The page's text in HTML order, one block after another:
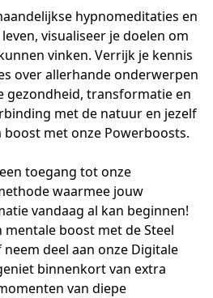
hypnomeditaties en
visualiseer je doelen om
vinken. Verrijk je kennis
over allerhande onderwerpen
gezondheid, transformatie en
met de natuur en jezelf
met onze Powerboosts.
toegang tot onze
waarmee jouw
vandaag al kan beginnen!
mentale boost met de Steel
deel aan onze Digitale
binnenkort van extra
van diepe